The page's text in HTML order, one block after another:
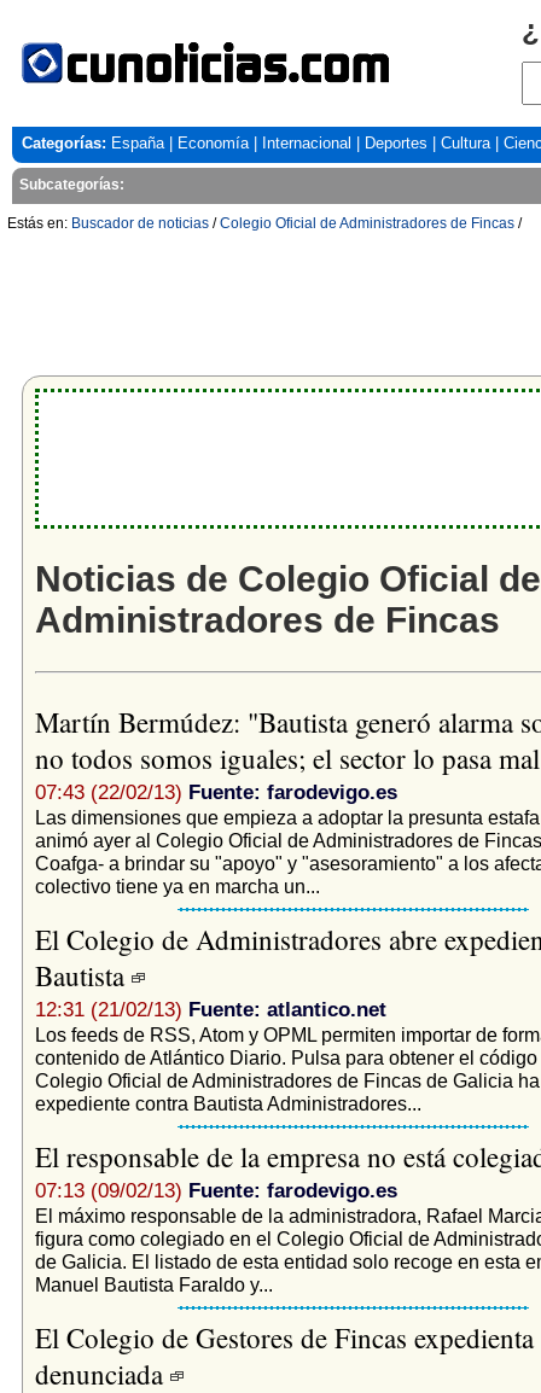
Categorías: España| Economía| Internacional Deportes Cultura|
Subcategorías:
Estás en: Buscador de noticias /Colegio Oficial de Administradores de Fincas /
Noticias de Colegio Oficial de
Administradores de Fincas
Martín Bermúdez: "Bautista generó alarma
no todos somos iguales; el sector lo pasa
07:43 (22/02/13) Fuente: farodevigo.es
Las dimensiones que empieza a adoptar la presunta
animó ayer al Colegio Oficial de Administradores de
Coafga- a brindar su "apoyo" y "asesoramiento" a los
colectivo tiene ya en marcha un...
El Colegio de Administradores abre
Bautista
12:31 (21/02/13) Fuente: atlantico.net
Los feeds de RSS, Atom y OPML permiten importar de
contenido de Atlántico Diario. Pulsa para obtener el
Colegio Oficial de Administradores de Fincas de Galicia
expediente contra Bautista Administradores...
El responsable de la empresa no está
07:13 (09/02/13) Fuente: farodevigo.es
El máximo responsable de la administradora, Rafael
figura como colegiado en el Colegio Oficial de
de Galicia. El listado de esta entidad solo recoge en esta
Manuel Bautista Faraldo y...
El Colegio de Gestores de Fincas
denunciada